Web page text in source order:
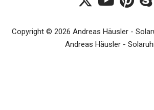
Copyright © 2026 Andreas Häusler -
Andreas Häusler -